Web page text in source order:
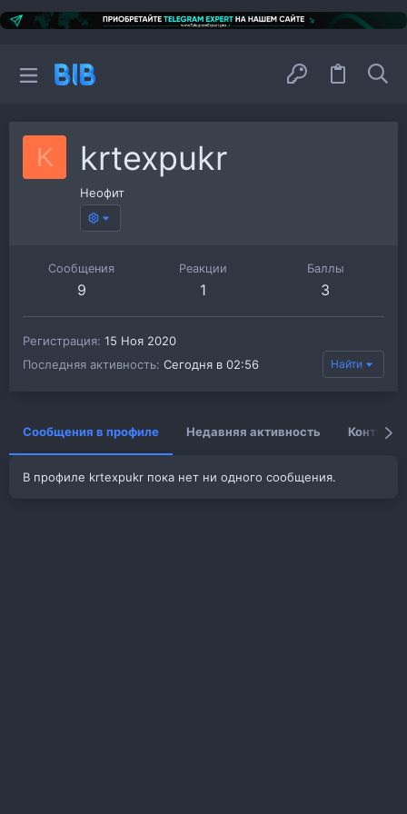
K krtexpukr
Неофит
Сообщения
9
Реакции
1
Баллы
3
Регистрация 15 Ноя 2020
Последняя активность Сегодня в 02:56 Найти
Сообщения в профиле Недавняя активность Контент
В профиле krtexpukr пока нет ни одного сообщения.